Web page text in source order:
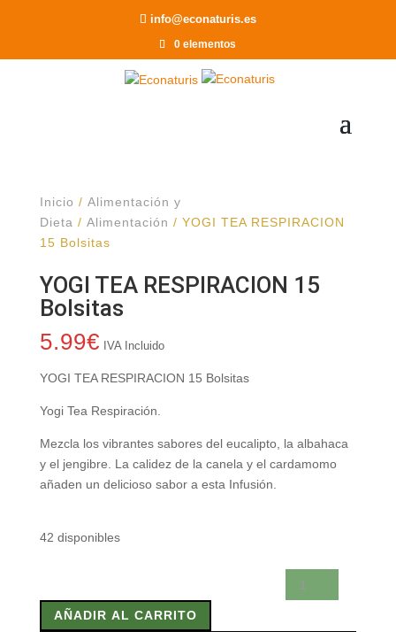
info@econaturis.es
0 elementos
Inicio / Alimentación y
Dieta / Alimentación / YOGI TEA RESPIRACION
15 Bolsitas
YOGI TEA RESPIRACION 15
Bolsitas
5.99€ IVA Incluido
YOGI TEA RESPIRACION 15 Bolsitas
Yogi Tea Respiración.
Mezcla los vibrantes sabores del eucalipto, la albahaca
y el jengibre. La calidez de la canela y el cardamomo
añaden un delicioso sabor a esta Infusión.
42 disponibles
TEA
RESPIRACION
AÑADIR AL CARRITO